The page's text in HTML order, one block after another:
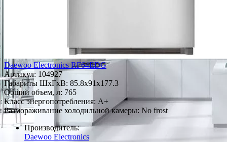
Daewoo Electronics RF64EDG
Артикул: 104927
Габариты ШxГxВ: 85.8x91x177.3
Общий объем, л: 765
Класс энергопотребления: A+
Размораживание холодильной камеры: No frost
Производитель:
Daewoo Electronics